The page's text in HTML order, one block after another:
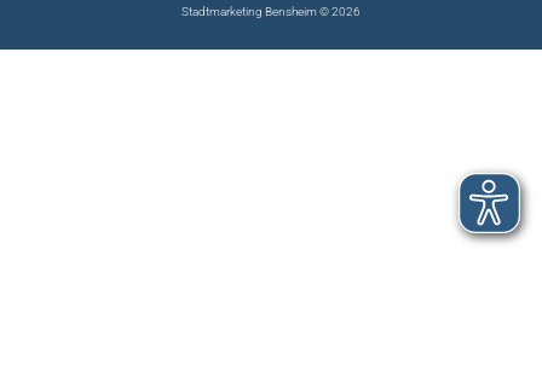
Stadtmarketing Bensheim © 2026